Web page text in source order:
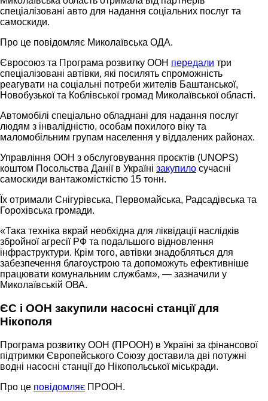
спеціалізовані авто для надання соціальних послуг та
самоскиди.
Про це повідомляє Миколаївська ОДА.
Євросоюз та Програма розвитку ООН передали три
спеціалізовані автівки, які посилять спроможність
реагувати на соціальні потреби жителів Баштанської,
Новобузької та Коблівської громад Миколаївської області.
Автомобілі спеціально обладнані для надання послуг
людям з інвалідністю, особам похилого віку та
маломобільним групам населення у віддалених районах.
Управління ООН з обслуговування проєктів (UNOPS)
коштом Посольства Данії в Україні закупило сучасні
самоскиди вантажомісткістю 15 тонн.
Їх отримали Снігурівська, Первомайська, Радсадівська та
Горохівська громади.
«Така техніка вкрай необхідна для ліквідації наслідків
збройної агресії РФ та подальшого відновлення
інфраструктури. Крім того, автівки знадобляться для
забезпечення благоустрою та допоможуть ефективніше
працювати комунальним службам», — зазначили у
Миколаївській ОВА.
ЄС і ООН закупили насосні станції для
Нікополя
Програма розвитку ООН (ПРООН) в Україні за фінансової
підтримки Європейського Союзу доставила дві потужні
водні насосні станції до Нікопольської міськради.
Про це повідомляє ПРООН.